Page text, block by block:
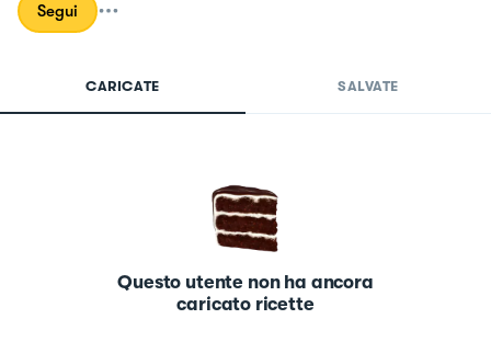
Segui
CARICATE SALVATE
Questo utente non ha ancora
caricato ricette